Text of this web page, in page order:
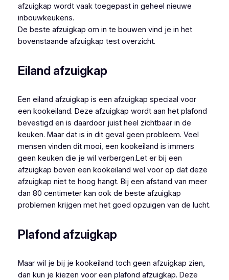
afzuigkap wordt vaak toegepast in geheel nieuwe
inbouwkeukens.
De beste afzuigkap om in te bouwen vind je in het
bovenstaande afzuigkap test overzicht.
Eiland afzuigkap
Een eiland afzuigkap is een afzuigkap speciaal voor
een kookeiland. Deze afzuigkap wordt aan het plafond
bevestigd en is daardoor juist heel zichtbaar in de
keuken. Maar dat is in dit geval geen probleem. Veel
mensen vinden dit mooi, een kookeiland is immers
geen keuken die je wil verbergen.Let er bij een
afzuigkap boven een kookeiland wel voor op dat deze
afzuigkap niet te hoog hangt. Bij een afstand van meer
dan 80 centimeter kan ook de beste afzuigkap
problemen krijgen met het goed opzuigen van de lucht.
Plafond afzuigkap
Maar wil je bij je kookeiland toch geen afzuigkap zien,
dan kun je kiezen voor een plafond afzuigkap. Deze